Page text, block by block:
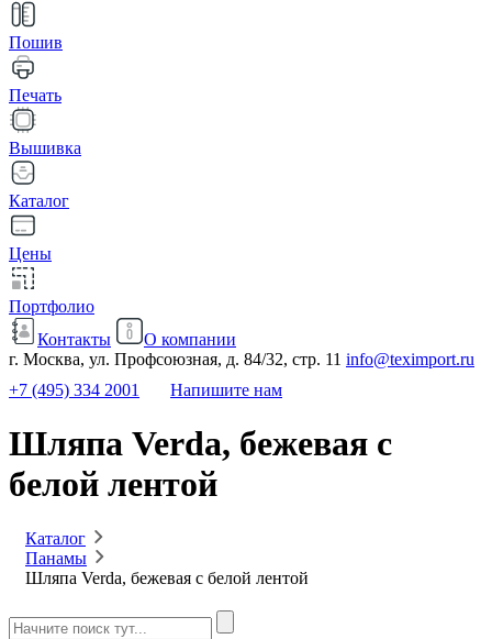
Пошив
Печать
Вышивка
Каталог
Цены
Портфолио
Контакты
О компании
г. Москва, ул. Профсоюзная, д. 84/32, стр. 11 info@teximport.ru
+7 (495) 334 2001
Напишите нам
Шляпа Verda, бежевая с
белой лентой
Каталог
Панамы
Шляпа Verda, бежевая с белой лентой